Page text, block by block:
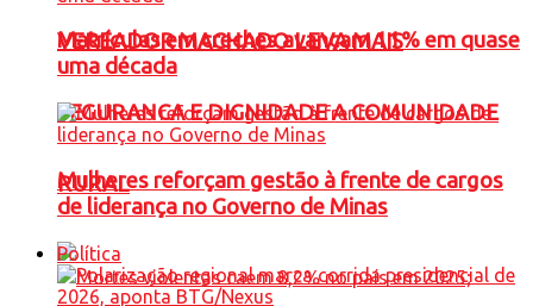
VEREADOR MACHADO LEVA MAIS
SEGURANCA E DIGNIDADE A COMUNIDADE
RURAL
Matrículas em creches avançam 11% em quase
uma década
Mulheres reforçam gestão à frente de cargos
de liderança no Governo de Minas
Política